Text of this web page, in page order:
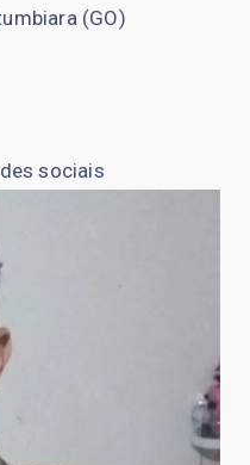
(GO)
sociais